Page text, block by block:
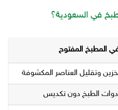
في السعودية؟
المطبخ المفتوح
وتقليل العناصر المكشوفة
الطبخ دون تكديس